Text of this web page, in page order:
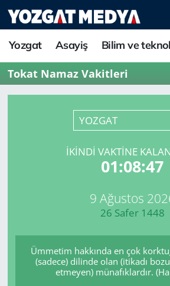
Yozgat Asayiş Bilim ve
Tokat Namaz Vakitleri
YOZGAT
İKINDI VAKTINE
01:08:47
9 Ağustos
26 Safer 1448
Ümmetim hakkında en çok
(sadece) dilinde olan (itikadı
etmeyen) münafıklardır.